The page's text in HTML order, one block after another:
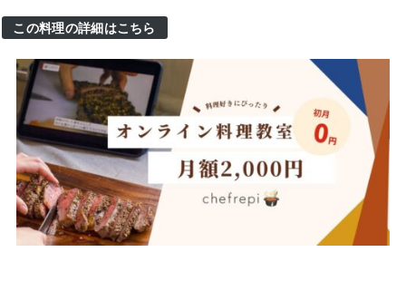
この料理の詳細はこちら